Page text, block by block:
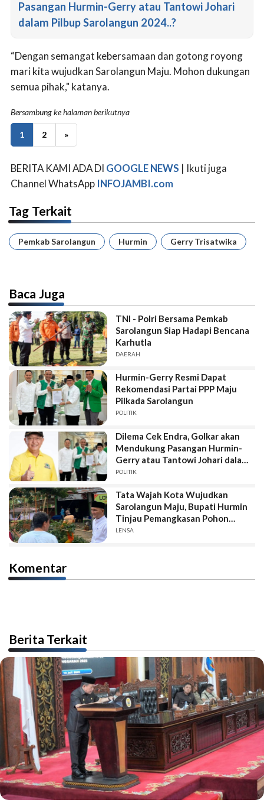
Pasangan Hurmin-Gerry atau Tantowi Johari
dalam Pilbup Sarolangun 2024..?
“Dengan semangat kebersamaan dan gotong royong
mari kita wujudkan Sarolangun Maju. Mohon dukungan
semua pihak," katanya.
Bersambung ke halaman berikutnya
1 2 »
BERITA KAMI ADA DI GOOGLE NEWS | Ikuti juga
Channel WhatsApp INFOJAMBI.com
Tag Terkait
Pemkab Sarolangun Hurmin Gerry Trisatwika
Baca Juga
TNI - Polri Bersama Pemkab
Sarolangun Siap Hadapi Bencana
Karhutla
DAERAH
Hurmin-Gerry Resmi Dapat
Rekomendasi Partai PPP Maju
Pilkada Sarolangun
POLITIK
Dilema Cek Endra, Golkar akan
Mendukung Pasangan Hurmin-
Gerry atau Tantowi Johari dalam
Pilbup Sarolangun 2024..?
POLITIK
Tata Wajah Kota Wujudkan
Sarolangun Maju, Bupati Hurmin
Tinjau Pemangkasan Pohon
Pelindung.
LENSA
Komentar
Berita Terkait